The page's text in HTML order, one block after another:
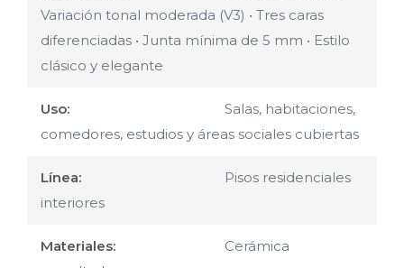
Variación tonal moderada (V3) • Tres caras
diferenciadas • Junta mínima de 5 mm • Estilo
clásico y elegante
Uso:
Salas, habitaciones,
comedores, estudios y áreas sociales cubiertas
Línea:
Pisos residenciales
interiores
Materiales:
Cerámica